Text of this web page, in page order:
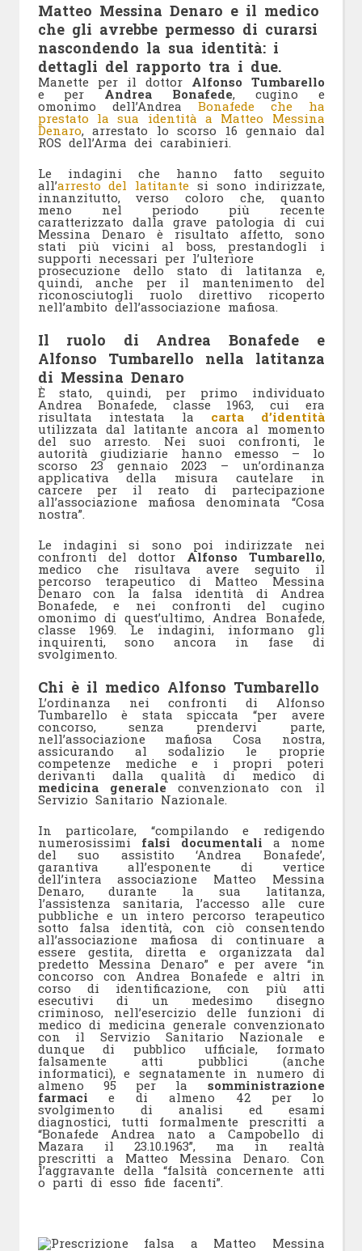
Matteo Messina Denaro e il medico
che gli avrebbe permesso di curarsi
nascondendo la sua identità: i
dettagli del rapporto tra i due.
Manette per il dottor Alfonso Tumbarello
e per Andrea Bonafede, cugino e
omonimo dell’Andrea Bonafede che ha
prestato la sua identità a Matteo Messina
Denaro, arrestato lo scorso 16 gennaio dal
ROS dell’Arma dei carabinieri.
Le indagini che hanno fatto seguito
all’arresto del latitante si sono indirizzate,
innanzitutto, verso coloro che, quanto
meno nel periodo più recente
caratterizzato dalla grave patologia di cui
Messina Denaro è risultato affetto, sono
stati più vicini al boss, prestandogli i
supporti necessari per l’ulteriore
prosecuzione dello stato di latitanza e,
quindi, anche per il mantenimento del
riconosciutogli ruolo direttivo ricoperto
nell’ambito dell’associazione mafiosa.
Il ruolo di Andrea Bonafede e
Alfonso Tumbarello nella latitanza
di Messina Denaro
È stato, quindi, per primo individuato
Andrea Bonafede, classe 1963, cui era
risultata intestata la carta d’identità
utilizzata dal latitante ancora al momento
del suo arresto. Nei suoi confronti, le
autorità giudiziarie hanno emesso – lo
scorso 23 gennaio 2023 – un’ordinanza
applicativa della misura cautelare in
carcere per il reato di partecipazione
all’associazione mafiosa denominata “Cosa
nostra”.
Le indagini si sono poi indirizzate nei
confronti del dottor Alfonso Tumbarello,
medico che risultava avere seguito il
percorso terapeutico di Matteo Messina
Denaro con la falsa identità di Andrea
Bonafede, e nei confronti del cugino
omonimo di quest’ultimo, Andrea Bonafede,
classe 1969. Le indagini, informano gli
inquirenti, sono ancora in fase di
svolgimento.
Chi è il medico Alfonso Tumbarello
L’ordinanza nei confronti di Alfonso
Tumbarello è stata spiccata “per avere
concorso, senza prendervi parte,
nell’associazione mafiosa Cosa nostra,
assicurando al sodalizio le proprie
competenze mediche e i propri poteri
derivanti dalla qualità di medico di
medicina generaleconvenzionato con il
Servizio Sanitario Nazionale.
In particolare, “compilando e redigendo
numerosissimi falsi documentali a nome
del suo assistito ‘Andrea Bonafede’,
garantiva all’esponente di vertice
dell’intera associazione Matteo Messina
Denaro, durante la sua latitanza,
l’assistenza sanitaria, l’accesso alle cure
pubbliche e un intero percorso terapeutico
sotto falsa identità, con ciò consentendo
all’associazione mafiosa di continuare a
essere gestita, diretta e organizzata dal
predetto Messina Denaro” e per avere “in
concorso con Andrea Bonafede e altri in
corso di identificazione, con più atti
esecutivi di un medesimo disegno
criminoso, nell’esercizio delle funzioni di
medico di medicina generale convenzionato
con il Servizio Sanitario Nazionale e
dunque di pubblico ufficiale, formato
falsamente atti pubblici (anche
informatici), e segnatamente in numero di
almeno 95 per la somministrazione
farmaci e di almeno 42 per lo
svolgimento di analisi ed esami
diagnostici, tutti formalmente prescritti a
“Bonafede Andrea nato a Campobello di
Mazara il 23.10.1963”, ma in realtà
prescritti a Matteo Messina Denaro. Con
l’aggravante della “falsità concernente atti
o parti di esso fide facenti”.